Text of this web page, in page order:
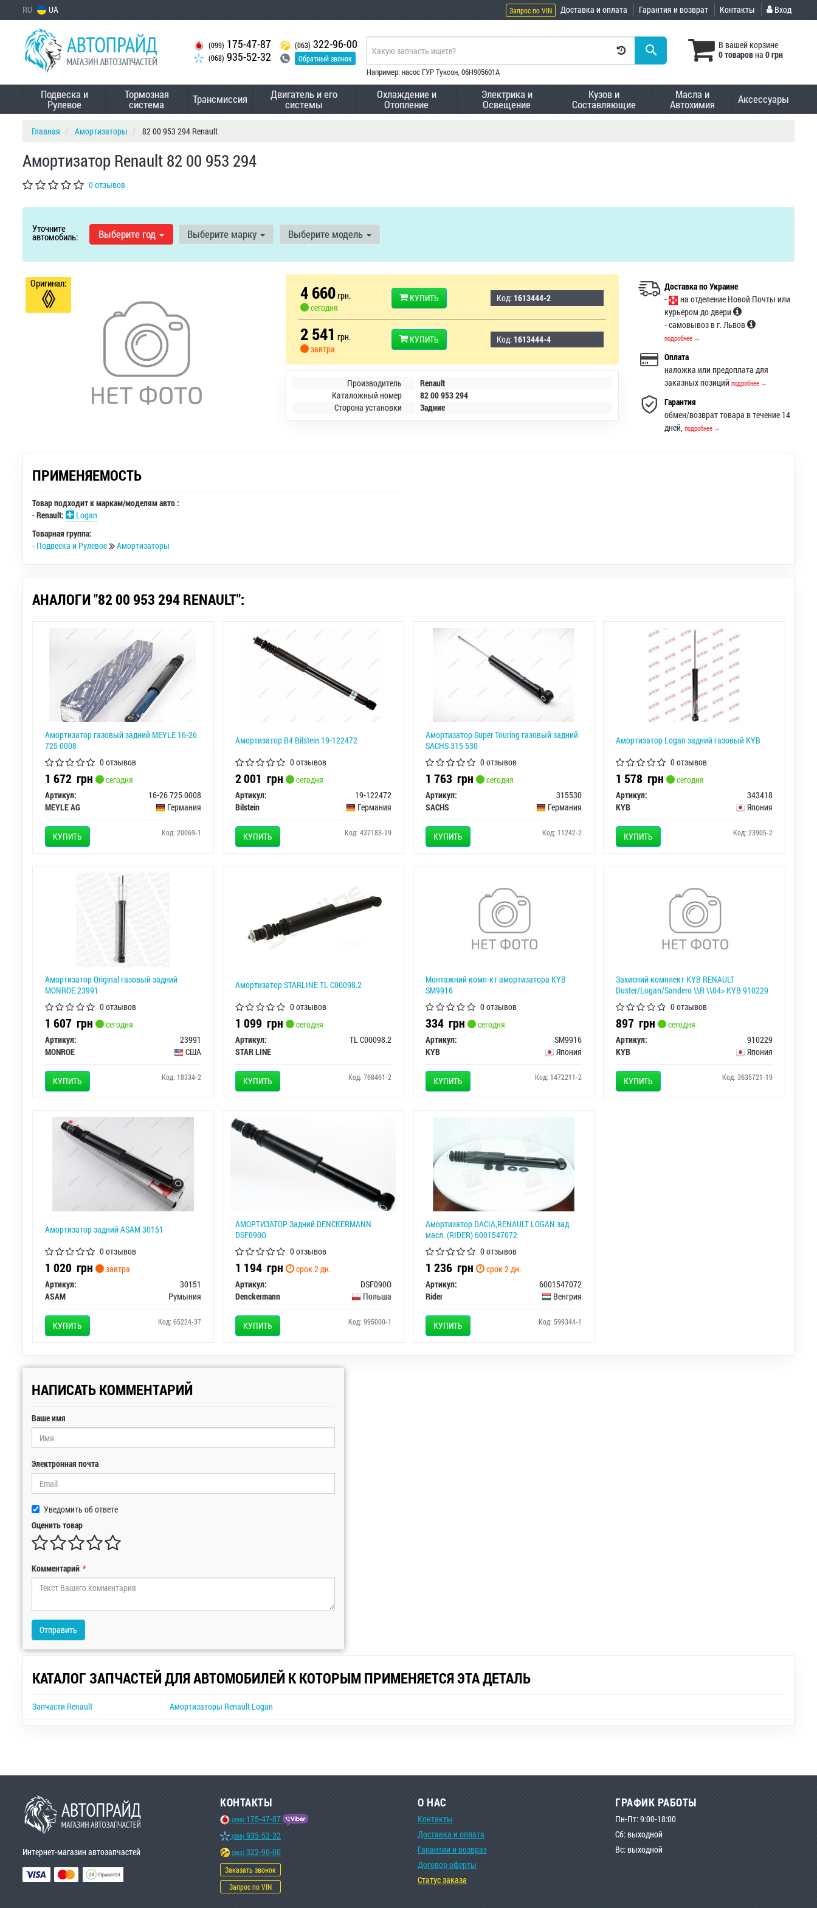
RU UA Запрос по VIN Доставка и оплата Гарантия и возврат Контакты Вход
(099) 175-47-87
(068) 935-52-32
(063) 322-96-00
Обратный звонок
В вашей корзине
0 товаровна 0 грн
Например: насос ГУР Туксон, 06H905601A
Подвеска и
Рулевое
Тормозная
система Трансмиссия Двигатель и его
системы
Охлаждение и
Отопление
Электрика и
Освещение
Кузов и
Составляющие
Масла и
Автохимия Аксессуары
Главная Амортизаторы 82 00 953 294 Renault
Амортизатор Renault 82 00 953 294
0 отзывов
Уточните
автомобиль: Выберите год Выберите марку Выберите модель
Оригинал: 4 660грн.
сегодня
КУПИТЬ Код: 1613444-2
2 541 грн.
завтра
КУПИТЬ Код: 1613444-4
Производитель
Renault
Каталожный номер
82 00 953 294
Сторона установки
Задние
Доставка по Украине
-
на отделение Новой Почты или
курьером до двери
- самовывоз в г. Львов
подробнее →
Оплата
наложка или предоплата для
заказных позицийподробнее →
Гарантия
обмен/возврат товара в течение 14
дней,подробнее →
ПРИМЕНЯЕМОСТЬ
Товар подходит к маркам/моделям авто :
-Renault:
Logan
Товарная группа:
- Подвеска и Рулевое Амортизаторы
АНАЛОГИ "82 00 953 294 RENAULT":
Амортизатор газовый задний MEYLE 16-26
725 0008
0 отзывов
1 672 грн
сегодня
Артикул:
16-26 725 0008
MEYLE AG
Германия
КУПИТЬ Код: 20069-1
Амортизатор B4 Bilstein 19-122472
0 отзывов
2 001 грн
сегодня
Артикул:
19-122472
Bilstein
Германия
КУПИТЬ Код: 437183-19
Амортизатор Super Touring газовый задний
SACHS 315 530
0 отзывов
1 763 грн
сегодня
Артикул:
315530
SACHS
Германия
КУПИТЬ Код: 11242-2
Амортизатор Logan задний газовый KYB
0 отзывов
1 578грн
сегодня
Артикул:
343418
KYB
Япония
КУПИТЬ Код: 23905-2
Амортизатор Original газовый задний
MONROE 23991
0 отзывов
1 607 грн
сегодня
Артикул:
23991
MONROE
США
КУПИТЬ Код: 18334-2
Амортизатор STARLINE TL C00098.2
0 отзывов
1 099 грн
сегодня
Артикул:
TL C00098.2
STAR LINE
КУПИТЬ Код: 768461-2
Монтажний комп-кт амортизатора KYB
SM9916
0 отзывов
334 грн
сегодня
Артикул:
SM9916
KYB
Япония
КУПИТЬ Код: 1472211-2
Захисний комплект KYB RENAULT
Duster/Logan/Sandero \\R \\04> KYB 910229
0 отзывов
897грн
сегодня
Артикул:
910229
KYB
Япония
КУПИТЬ Код: 3635721-19
Амортизатор задний ASAM 30151
0 отзывов
1 020 грн
завтра
Артикул:
30151
ASAM
Румыния
КУПИТЬ Код: 65224-37
АМОРТИЗАТОР Задний DENCKERMANN
DSF090O
0 отзывов
1 194 грн
срок 2 дн.
Артикул:
DSF090O
Denckermann
Польша
КУПИТЬ Код: 995000-1
Амортизатор DACIA,RENAULT LOGAN зад.
масл. (RIDER) 6001547072
0 отзывов
1 236 грн
срок 2 дн.
Артикул:
6001547072
Rider
Венгрия
КУПИТЬ Код: 599344-1
НАПИСАТЬ КОММЕНТАРИЙ
Ваше имя
Электронная почта
Уведомить об ответе
Оценить товар
Комментарий *
Отправить
КАТАЛОГ ЗАПЧАСТЕЙ ДЛЯ АВТОМОБИЛЕЙ К КОТОРЫМ ПРИМЕНЯЕТСЯ ЭТА ДЕТАЛЬ
Запчасти Renault Амортизаторы Renault Logan
Интернет-магазин автозапчастей
КОНТАКТЫ
(099) 175-47-87
(068) 935-52-32
(063) 322-96-00
Заказать звонок
Запрос по VIN
О НАС
Контакты
Доставка и оплата
Гарантии и возврат
Договор оферты
Статус заказа
ГРАФИК РАБОТЫ
Пн-Пт: 9:00-18:00
Сб: выходной
Вс: выходной